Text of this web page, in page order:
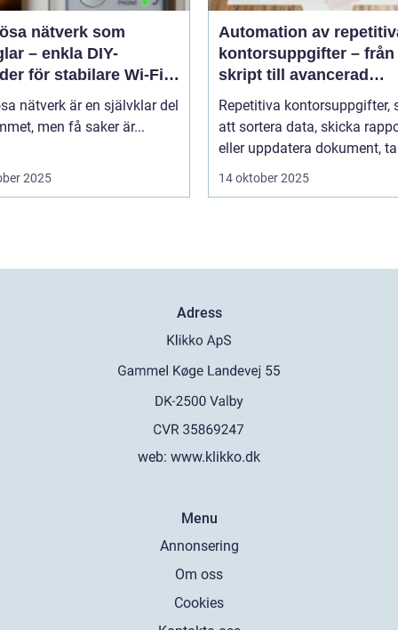
nätverk som
– enkla DIY-
för stabilare Wi-Fi i
nätverk är en självklar del
men få saker är...
2025
Automation av
kontorsuppgifter – från
skript till avancerad
programvara
Repetitiva kontorsuppgifter,
att sortera data, skicka
eller uppdatera dokument,
14 oktober 2025
Adress
web: www.klikko.dk
Menu
Annonsering
Om oss
Cookies